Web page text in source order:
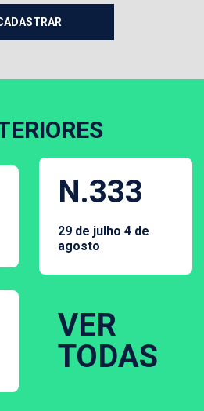
N.333
29 de julho 4 de
agosto
VER
TODAS